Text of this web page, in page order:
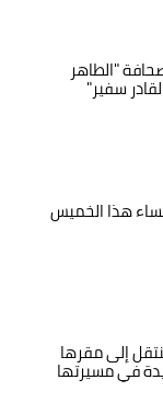
"الطاهر
سفير"
إلى مقرها
في مسيرتها